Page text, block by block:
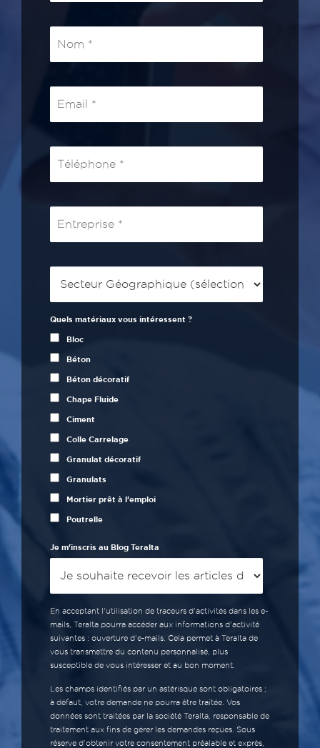
Quels matériaux vous intéressent ?
Bloc
Béton
Béton décoratif
Chape Fluide
Ciment
Colle Carrelage
Granulat décoratif
Granulats
Mortier prêt à l'emploi
Poutrelle
Je m'inscris au Blog Teralta
En acceptant l'utilisation de traceurs d'activités dans les e-
mails, Teralta pourra accéder aux informations d'activité
suivantes : ouverture d'e-mails. Cela permet à Teralta de
vous transmettre du contenu personnalisé, plus
susceptible de vous intéresser et au bon moment.
Les champs identifiés par un astérisque sont obligatoires ;
à défaut, votre demande ne pourra être traitée. Vos
données sont traitées par la société Teralta, responsable de
traitement aux fins de gérer les demandes reçues. Sous
réserve d’obtenir votre consentement préalable et exprès,